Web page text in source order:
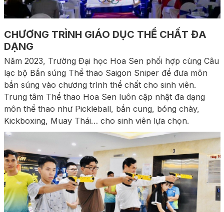
CHƯƠNG TRÌNH GIÁO DỤC THỂ CHẤT ĐA
DẠNG
Năm 2023, Trường Đại học Hoa Sen phối hợp cùng Câu
lạc bộ Bắn súng Thể thao Saigon Sniper để đưa môn
bắn súng vào chương trình thể chất cho sinh viên.
Trung tâm Thể thao Hoa Sen luôn cập nhật đa dạng
môn thể thao như Pickleball, bắn cung, bóng chày,
Kickboxing, Muay Thái… cho sinh viên lựa chọn.